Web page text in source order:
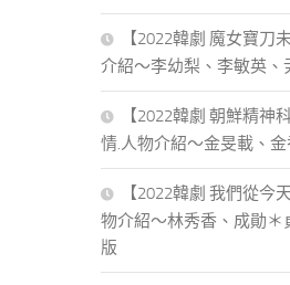
【2022韓劇 魔女寶刀
介紹～李幼梨、李敏英、
【2022韓劇 朝鮮精神
情.人物介紹～金旻載、
【2022韓劇 我們從今
物介紹～林秀香、成勛＊
版